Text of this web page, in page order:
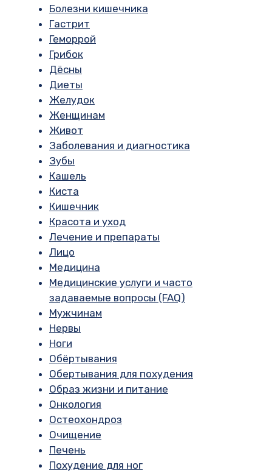
Болезни кишечника
Гастрит
Геморрой
Грибок
Дёсны
Диеты
Желудок
Женщинам
Живот
Заболевания и диагностика
Зубы
Кашель
Киста
Кишечник
Красота и уход
Лечение и препараты
Лицо
Медицина
Медицинские услуги и часто
задаваемые вопросы (FAQ)
Мужчинам
Нервы
Ноги
Обёртывания
Обертывания для похудения
Образ жизни и питание
Онкология
Остеохондроз
Очищение
Печень
Похудение для ног